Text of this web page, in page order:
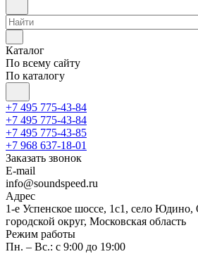
Каталог
По всему сайту
По каталогу
+7 495 775-43-84
+7 495 775-43-84
+7 495 775-43-85
+7 968 637-18-01
Заказать звонок
E-mail
info@soundspeed.ru
Адрес
1-е Успенское шоссе, 1с1, село
городской округ, Московская область
Режим работы
Пн. – Вс.: с 9:00 до 19:00